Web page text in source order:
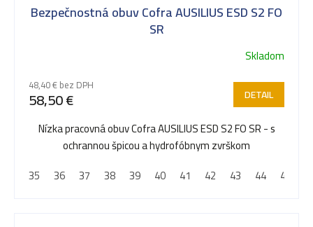
Bezpečnostná obuv Cofra AUSILIUS ESD S2 FO
SR
Skladom
48,40 € bez DPH
58,50 € DETAIL
Nízka pracovná obuv Cofra AUSILIUS ESD S2 FO SR - s
ochrannou špicou a hydrofóbnym zvrškom
35
36 37 38 39 40 41 42 43 44 45